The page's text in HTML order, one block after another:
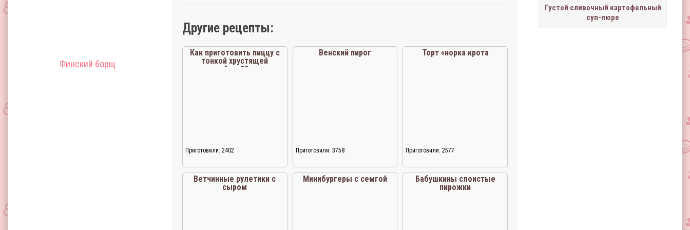
Финский борщ
Густой сливочный картофельный
суп-пюре
Другие рецепты:
Как приготовить пиццу с
тонкой хрустящей
основой за 20 минут
Приготовили: 2402
Венский пирог
Приготовили: 3758
Торт «норка крота
Приготовили: 2577
Ветчинные рулетики с
сыром
Минибургеры с семгой
Бабушкины слоистые
пирожки